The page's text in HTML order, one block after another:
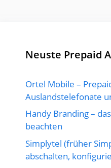
Neuste Prepaid
Ortel Mobile –
Auslandstelefonate
Handy Branding –
beachten
Simplytel (früher
abschalten,